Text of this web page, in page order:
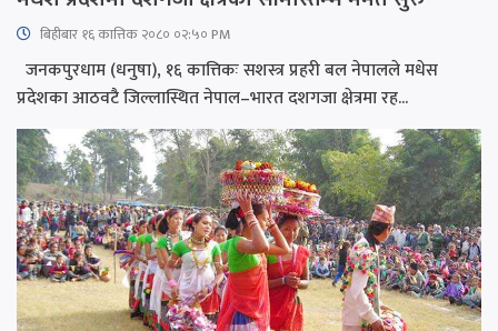
बिहीबार १६ कात्तिक २०८० ०२:५० PM
जनकपुरधाम (धनुषा), १६ कात्तिकः सशस्त्र प्रहरी बल नेपालले मधेस
प्रदेशका आठवटै जिल्लास्थित नेपाल–भारत दशगजा क्षेत्रमा रह...